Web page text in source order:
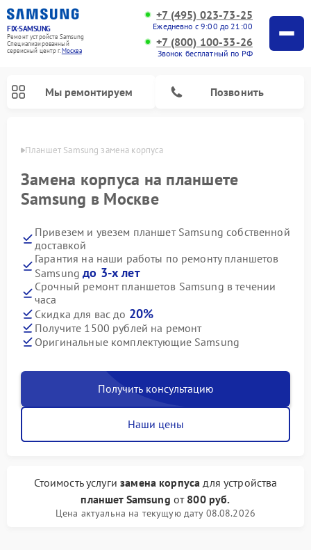
FIX-SAMSUNG
Ремонт устройств Samsung
Специализированный
cервисный центр г.Москва
+7 (495) 023-73-25
Ежедневно с 9:00 до 21:00
+7 (800) 100-33-26
Звонок бесплатный по РФ
Мы ремонтируем Позвонить
Планшет Samsung замена корпуса
Замена корпуса на планшете
Samsung в Москве
Привезем и увезем планшет Samsung собственной
доставкой
Гарантия на наши работы по ремонту планшетов
Samsungдо 3-х лет
Срочный ремонт планшетов Samsung в течении
часа
Скидка для вас до 20%
Получите 1500 рублей на ремонт
Оригинальные комплектующие Samsung
Получить консультацию
Наши цены
Стоимость услугизамена корпуса для устройства
планшет Samsung от 800 руб.
Цена актуальна на текущую дату 08.08.2026